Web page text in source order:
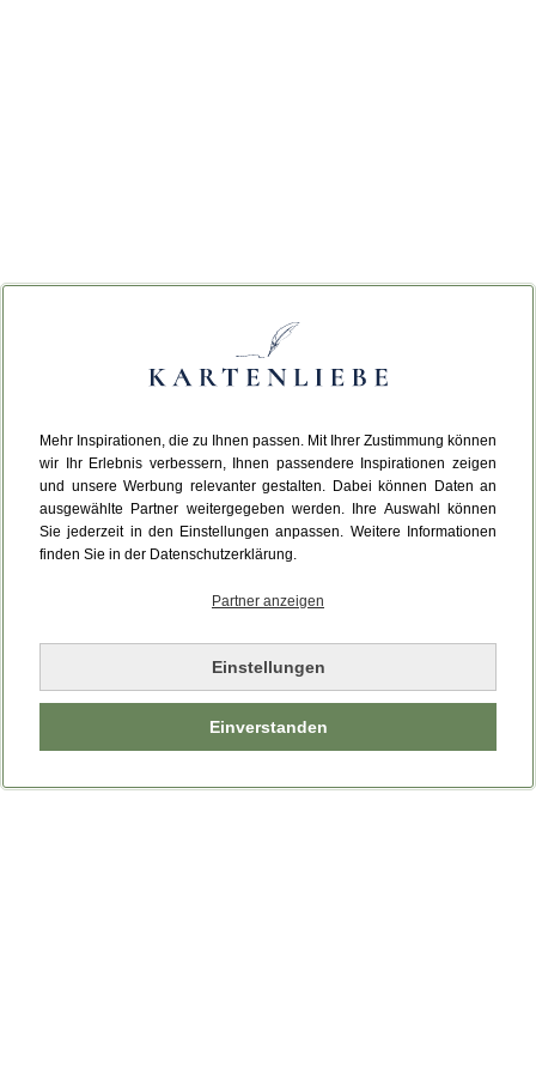
Mehr Inspirationen, die zu Ihnen passen. Mit Ihrer Zustimmung können
wir Ihr Erlebnis verbessern, Ihnen passendere Inspirationen zeigen
und unsere Werbung relevanter gestalten. Dabei können Daten an
ausgewählte Partner weitergegeben werden. Ihre Auswahl können
Sie jederzeit in den Einstellungen anpassen. Weitere Informationen
finden Sie in der Datenschutzerklärung.
Partner anzeigen
Einstellungen
Einverstanden